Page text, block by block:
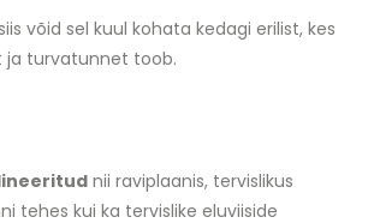
võid sel kuul kohata kedagi erilist, kes
ja turvatunnet toob.
nii raviplaanis, tervislikus
tehes kui ka tervislike eluviiside